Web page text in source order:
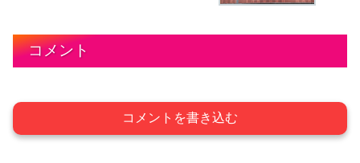
コメント
コメントを書き込む